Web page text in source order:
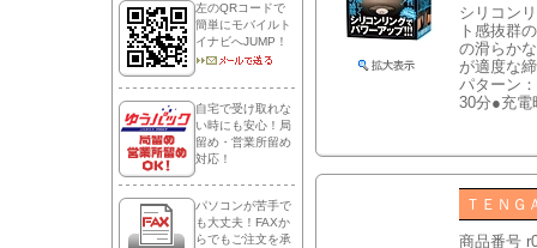
左のQRコードで
簡単にモバイルト
イナビへJUMP！
自宅で受け取れな
い時にも安心！局
留め・営業所留め
対応！
パソコンが苦手で
も大丈夫！FAXか
らでもご注文を承
シリコン
ト感抜群
の滑らか
が適度な
パターン
30分●充電
ＴＥＮ
商品番号